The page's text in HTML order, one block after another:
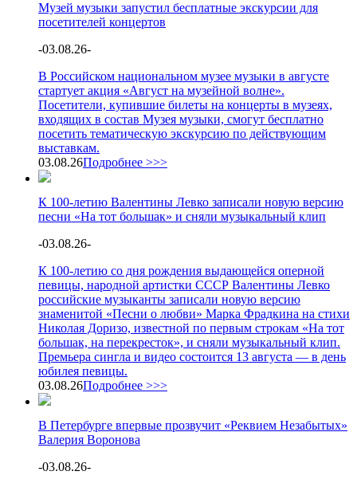
Музей музыки запустил бесплатные экскурсии для
посетителей концертов
-03.08.26-
В Российском национальном музее музыки в августе
стартует акция «Август на музейной волне».
Посетители, купившие билеты на концерты в музеях,
входящих в состав Музея музыки, смогут бесплатно
посетить тематическую экскурсию по действующим
выставкам.
03.08.26Подробнее >>>
К 100-летию Валентины Левко записали новую версию
песни «На тот большак» и сняли музыкальный клип
-03.08.26-
К 100-летию со дня рождения выдающейся оперной
певицы, народной артистки СССР Валентины Левко
российские музыканты записали новую версию
знаменитой «Песни о любви» Марка Фрадкина на стихи
Николая Доризо, известной по первым строкам «На тот
большак, на перекресток», и сняли музыкальный клип.
Премьера сингла и видео состоится 13 августа — в день
юбилея певицы.
03.08.26Подробнее >>>
В Петербурге впервые прозвучит «Реквием Незабытых»
Валерия Воронова
-03.08.26-